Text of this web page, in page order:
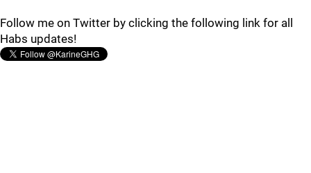
Follow me on Twitter by clicking the following link for all
Habs updates!